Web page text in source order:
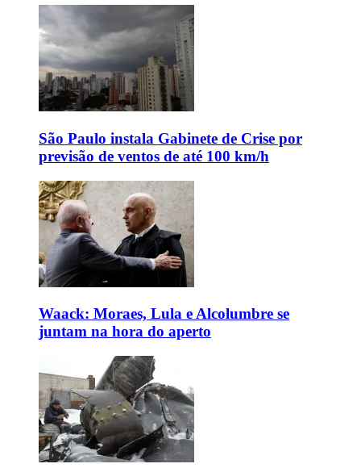
São Paulo instala Gabinete de Crise por
previsão de ventos de até 100 km/h
Waack: Moraes, Lula e Alcolumbre se
juntam na hora do aperto